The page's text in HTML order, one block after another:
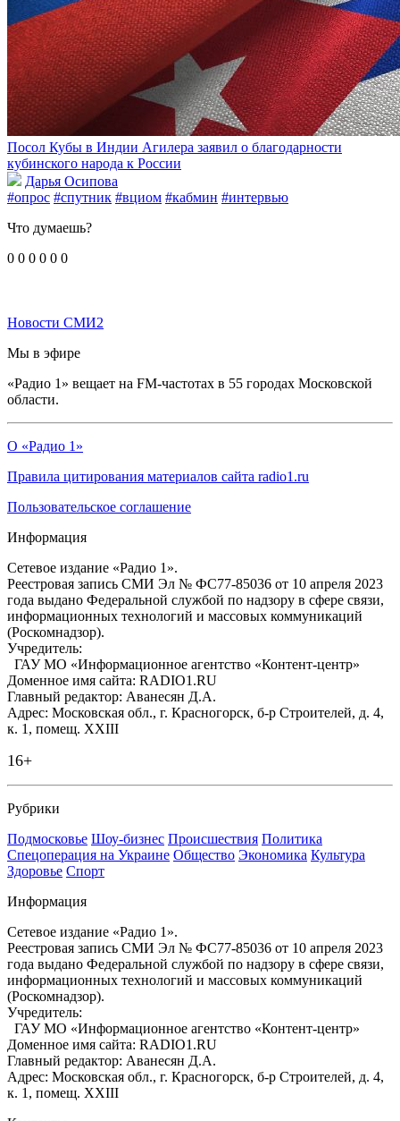
Посол Кубы в Индии Агилера заявил о благодарности
кубинского народа к России
Дарья Осипова
#опрос #спутник #вциом #кабмин #интервью
Что думаешь?
0 0 0 0 0 0
Новости СМИ2
Мы в эфире
«Радио 1» вещает на FM-частотах в 55 городах Московской
области.
О «Радио 1»
Правила цитирования материалов сайта radio1.ru
Пользовательское соглашение
Информация
Сетевое издание «Радио 1».
Реестровая запись СМИ Эл № ФС77-85036 от 10 апреля 2023
года выдано Федеральной службой по надзору в сфере связи,
информационных технологий и массовых коммуникаций
(Роскомнадзор).
Учредитель:
ГАУ МО «Информационное агентство «Контент-центр»
Доменное имя сайта: RADIO1.RU
Главный редактор: Аванесян Д.А.
Адрес: Московская обл., г. Красногорск, б-р Строителей, д. 4,
к. 1, помещ. XXIII
16+
Рубрики
Подмосковье Шоу-бизнес Происшествия Политика
Спецоперация на Украине Общество Экономика Культура
Здоровье Спорт
Информация
Сетевое издание «Радио 1».
Реестровая запись СМИ Эл № ФС77-85036 от 10 апреля 2023
года выдано Федеральной службой по надзору в сфере связи,
информационных технологий и массовых коммуникаций
(Роскомнадзор).
Учредитель:
ГАУ МО «Информационное агентство «Контент-центр»
Доменное имя сайта: RADIO1.RU
Главный редактор: Аванесян Д.А.
Адрес: Московская обл., г. Красногорск, б-р Строителей, д. 4,
к. 1, помещ. XXIII